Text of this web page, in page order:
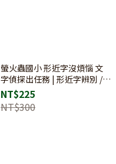
螢火蟲國小 形近字沒煩惱 文
字偵探出任務 | 形近字辨別 /
國小國語 / 錯別字練習
NT$225
NT$300